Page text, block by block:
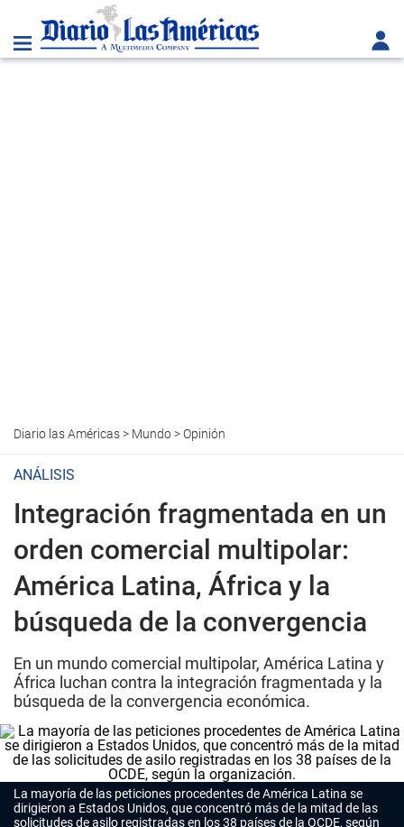
Diario las Américas> Mundo>Opinión
ANÁLISIS
Integración fragmentada en un
orden comercial multipolar:
América Latina, África y la
búsqueda de la convergencia
En un mundo comercial multipolar, América Latina y
África luchan contra la integración fragmentada y la
búsqueda de la convergencia económica.
La mayoría de las peticiones procedentes de América Latina se
dirigieron a Estados Unidos, que concentró más de la mitad de las
solicitudes de asilo registradas en los 38 países de la OCDE, según